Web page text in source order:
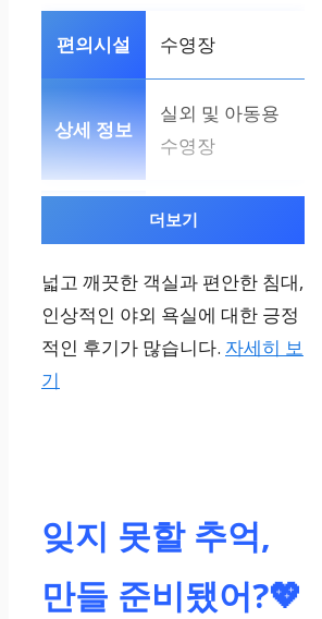
수영장
실외 및 아동용
수영장
레스토랑
다양한 요리 제
공
피트니스 센터
더보기
넓고 깨끗한 객실과 편안한 침대,
인상적인 야외 욕실에 대한 긍정
적인 후기가 많습니다. 자세히 보
기
잊지 못할 추억,
만들 준비됐어?💖